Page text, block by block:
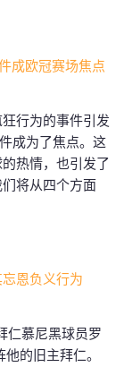
成欧冠赛场焦点
行为的事件引发
成为了焦点。这
热情，也引发了
将从四个方面
恩负义行为
仁慕尼黑球员罗
的旧主拜仁。